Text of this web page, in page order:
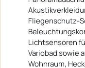
Fliegenschutz-
Lichtsensoren
Variobad sowie
Wohnraum,